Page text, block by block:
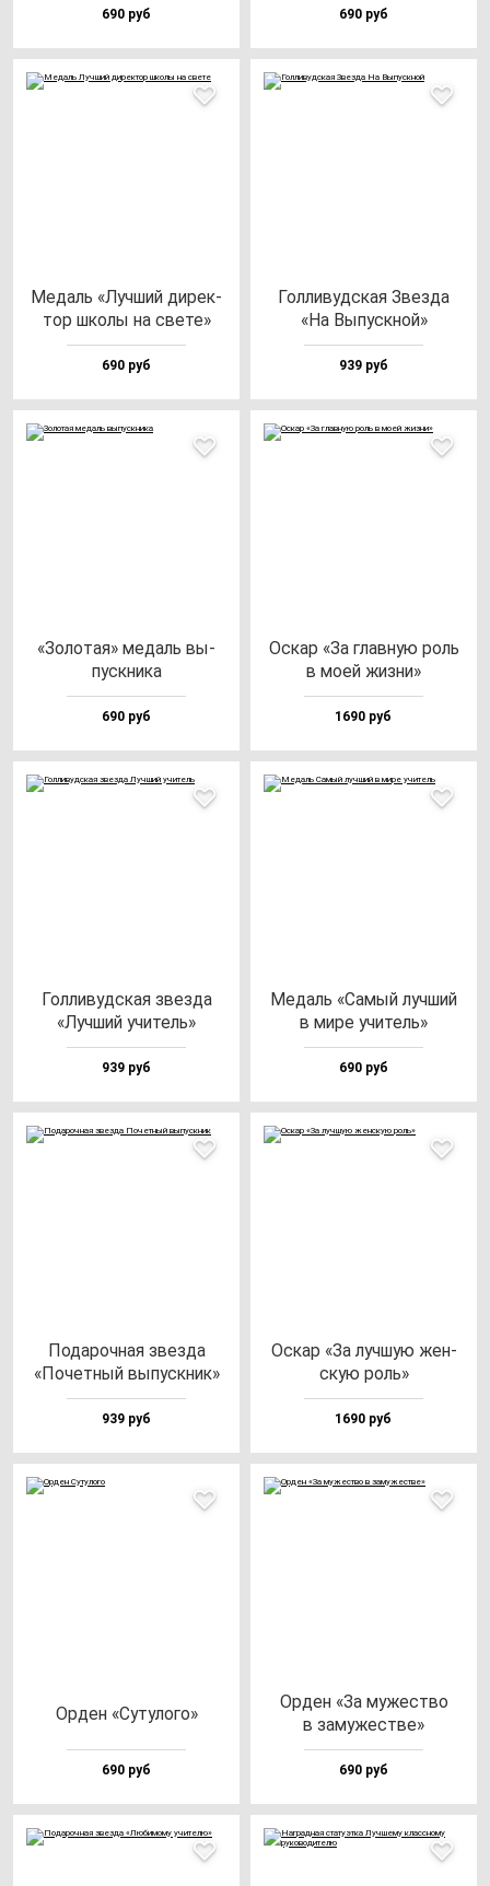
690 руб 690 руб
Медаль «Луч­ший ди­рек­
тор шко­лы на све­те»
690 руб
Гол­ли­вуд­ская Звез­да
«На Выпус­кной»
939 руб
«Золо­тая» ме­даль вы­
пус­кни­ка
690 руб
Оскар «За глав­ную роль
в моей жиз­ни»
1690 руб
Гол­ли­вуд­ская звез­да
«Луч­ший учи­тель»
939 руб
Медаль «Самый луч­ший
в ми­ре учи­тель»
690 руб
Пода­роч­ная звез­да
«Почет­ный вы­пус­кник»
939 руб
Оскар «За луч­шую жен­
скую роль»
1690 руб
Орден «Суту­ло­го»
690 руб
Орден «За му­жес­тво
в за­му­жес­тве»
690 руб